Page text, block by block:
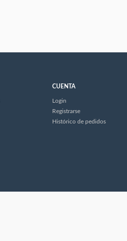
CUENTA
Login
Registrarse
Histórico de pedidos